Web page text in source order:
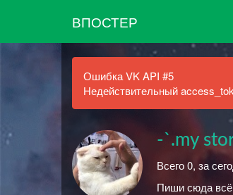
ВПОСТЕР
Ошибка VK API #5
Недействительный
-`.my
Всего 0, за
Пиши сюда всё